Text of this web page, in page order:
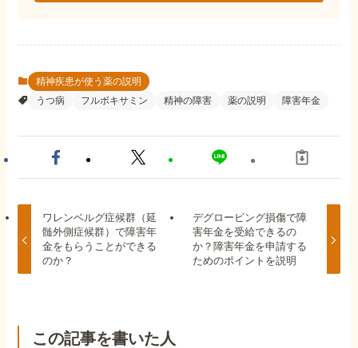
精神疾患が使う薬の説明
うつ病
フルボキサミン 精神の障害 薬の説明 障害年金
ワレンベルグ症候群（延
髄外側症候群）で障害年
金をもらうことができる
のか？
デグロービング損傷で障
害年金を受給できるの
か？障害年金を申請する
ためのポイントを説明
この記事を書いた人